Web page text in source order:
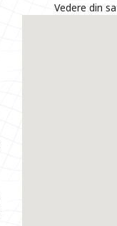
Vedere din